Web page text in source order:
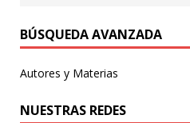
BÚSQUEDA AVANZADA
Autores y Materias
NUESTRAS REDES